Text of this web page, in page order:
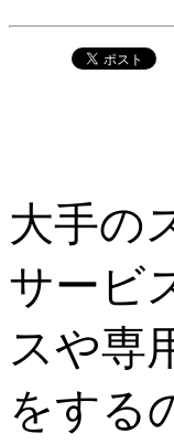
大手の
サービ
スや専
をする